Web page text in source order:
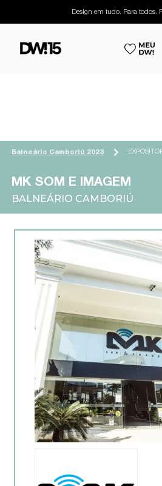
Design em tudo. Para todos.
Balneário Camboriú 2023
MK SOM E IMAGEM
BALNEÁRIO CAMBORIÚ